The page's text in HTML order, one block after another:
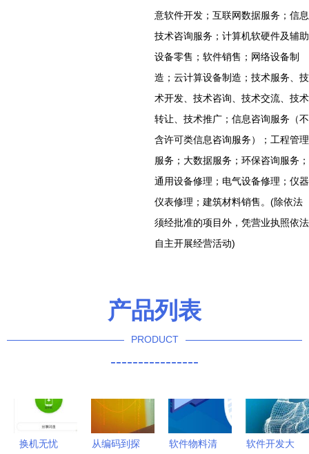
意软件开发；互联网数据服务；信息
技术咨询服务；计算机软硬件及辅助
设备零售；软件销售；网络设备制
造；云计算设备制造；技术服务、技
术开发、技术咨询、技术交流、技术
转让、技术推广；信息咨询服务（不
含许可类信息咨询服务）；工程管理
服务；大数据服务；环保咨询服务；
通用设备修理；电气设备修理；仪器
仪表修理；建筑材料销售。(除依法
须经批准的项目外，凭营业执照依法
自主开展经营活动)
产品列表
PRODUCT
----------------
换机无忧
从编码到探
软件物料清
软件开发大